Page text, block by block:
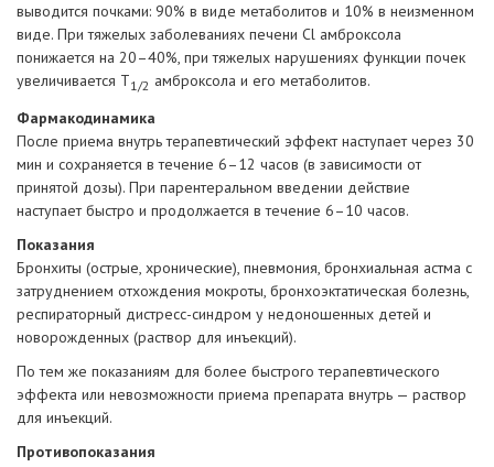
выводится почками: 90% в виде метаболитов и 10% в неизменном
виде. При тяжелых заболеваниях печени Cl амброксола
понижается на 20–40%, при тяжелых нарушениях функции почек
увеличивается Т1/2 амброксола и его метаболитов.
Фармакодинамика
После приема внутрь терапевтический эффект наступает через 30
мин и сохраняется в течение 6–12 часов (в зависимости от
принятой дозы). При парентеральном введении действие
наступает быстро и продолжается в течение 6–10 часов.
Показания
Бронхиты (острые, хронические), пневмония, бронхиальная астма с
затруднением отхождения мокроты, бронхоэктатическая болезнь,
респираторный дистресс-синдром у недоношенных детей и
новорожденных (раствор для инъекций).
По тем же показаниям для более быстрого терапевтического
эффекта или невозможности приема препарата внутрь — раствор
для инъекций.
Противопоказания